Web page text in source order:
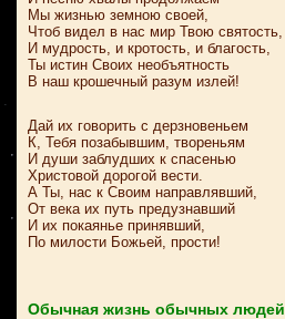
Мы жизнью земною своей,
Чтоб видел в нас мир Твою святость,
И мудрость, и кротость, и благость,
Ты истин Своих необъятность
В наш крошечный разум излей!
Дай их говорить с дерзновеньем
К, Тебя позабывшим, твореньям
И души заблудших к спасенью
Христовой дорогой вести.
А Ты, нас к Своим направлявший,
От века их путь предузнавший
И их покаянье принявший,
По милости Божьей, прости!
Обычная жизнь обычных людей